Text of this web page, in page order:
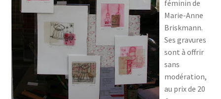
féminin de
Marie-Anne
Briskmann.
Ses gravures
sont à offrir
sans
modération,
au prix de 20